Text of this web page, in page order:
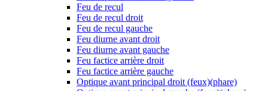
Feu de recul
Feu de recul droit
Feu de recul gauche
Feu diurne avant droit
Feu diurne avant gauche
Feu factice arrière droit
Feu factice arrière gauche
Optique avant principal droit (feux)(phare)